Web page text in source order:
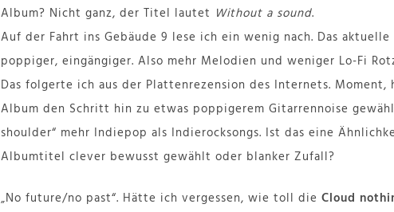
Album? Nicht ganz, der Titel lautet Without a sound.
Auf der Fahrt ins Gebäude 9 lese ich ein wenig nach. Das
poppiger, eingängiger. Also mehr Melodien und weniger Lo-Fi
Das folgerte ich aus der Plattenrezension des Internets. Moment,
Album den Schritt hin zu etwas poppigerem Gitarrennoise
shoulder“ mehr Indiepop als Indierocksongs. Ist das eine
Albumtitel clever bewusst gewählt oder blanker Zufall?
„No future/no past“. Hätte ich vergessen, wie toll die Cloud